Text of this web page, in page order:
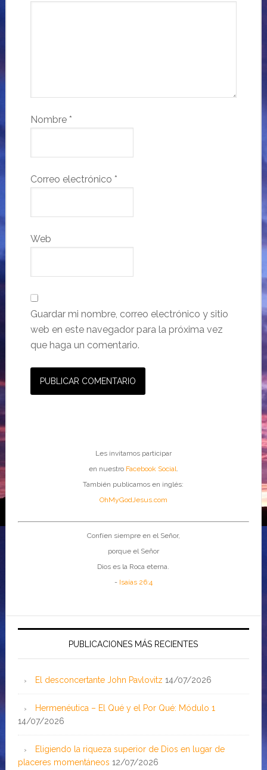
Nombre *
Correo electrónico *
Web
Guardar mi nombre, correo electrónico y sitio
web en este navegador para la próxima vez
que haga un comentario.
Les invitamos participar
en nuestro Facebook Social.
También publicamos en inglés:
OhMyGodJesus.com
Confíen siempre en el Señor,
porque el Señor
Dios es la Roca eterna.
- Isaías 26:4
PUBLICACIONES MÁS RECIENTES
El desconcertante John Pavlovitz 14/07/2026
Hermenéutica – El Qué y el Por Qué: Módulo 1
14/07/2026
Eligiendo la riqueza superior de Dios en lugar de
placeres momentáneos 12/07/2026